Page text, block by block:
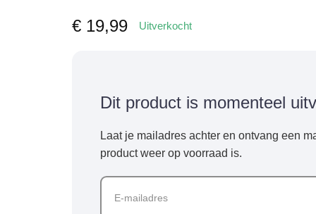
€ 19,99 Uitverkocht
Dit product is momenteel
Laat je mailadres achter en ontvang een
product weer op voorraad is.